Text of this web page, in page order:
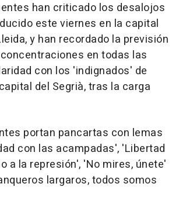
han criticado los desalojos
este viernes en la capital
y han recordado la previsión
en todas las
con los 'indignados' de
del Segrià, tras la carga
portan pancartas con lemas
con las acampadas', 'Libertad
a la represión', 'No mires, únete'
largaros, todos somos